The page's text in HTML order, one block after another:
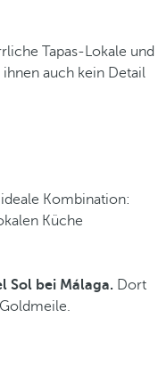
Tapas-Lokale und
auch kein Detail
Kombination:
Küche
Sol bei Málaga. Dort